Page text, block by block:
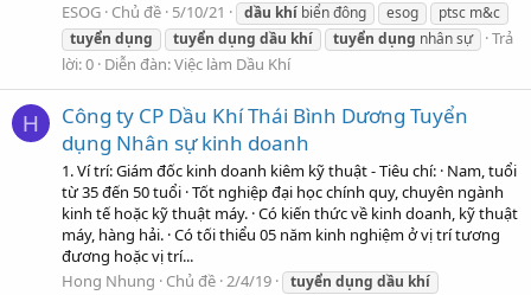
ESOG Chủ đề 5/10/21 dầu khí biển đông esog
ptsc m&c
tuyển dụng tuyển dụng dầu khí tuyển dụng nhân sự
Trả
lời: 0 Diễn đàn:Việc làm Dầu Khí
H
Công ty CP Dầu Khí Thái Bình Dương Tuyển
dụng Nhân sự kinh doanh
1. Ví trí: Giám đốc kinh doanh kiêm kỹ thuật - Tiêu chí: · Nam, tuổi
từ 35 đến 50 tuổi · Tốt nghiệp đại học chính quy, chuyên ngành
kinh tế hoặc kỹ thuật máy. · Có kiến thức về kinh doanh, kỹ thuật
máy, hàng hải. · Có tối thiểu 05 năm kinh nghiệm ở vị trí tương
đương hoặc vị trí...
Hong Nhung
Chủ đề 2/4/19 tuyển dụng dầu khí